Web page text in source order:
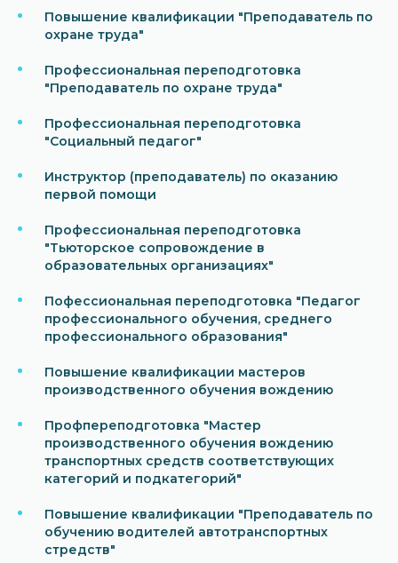
Повышение квалификации "Преподаватель по
охране труда"
Профессиональная переподготовка
"Преподаватель по охране труда"
Профессиональная переподготовка
"Социальный педагог"
Инструктор (преподаватель) по оказанию
первой помощи
Профессиональная переподготовка
"Тьюторское сопровождение в
образовательных организациях"
Пофессиональная переподготовка "Педагог
профессионального обучения, среднего
профессионального образования"
Повышение квалификации мастеров
производственного обучения вождению
Профпереподготовка "Мастер
производственного обучения вождению
транспортных средств соответствующих
категорий и подкатегорий"
Повышение квалификации "Преподаватель по
обучению водителей автотранспортных
стредств"